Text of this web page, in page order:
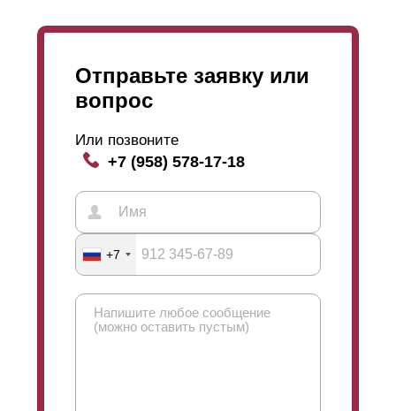
порошковое покрытие стоит дороже, чем
случае, когда оно вам точно подходит.
Отправьте заявку или
вопрос
Или позвоните
+7 (958) 578-17-18
+7